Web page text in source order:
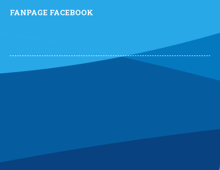
FANPAGE FACEBOOK